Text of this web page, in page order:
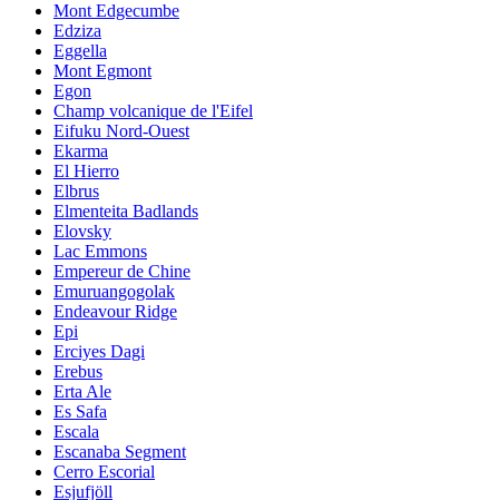
Mont Edgecumbe
Edziza
Eggella
Mont Egmont
Egon
Champ volcanique de l'Eifel
Eifuku Nord-Ouest
Ekarma
El Hierro
Elbrus
Elmenteita Badlands
Elovsky
Lac Emmons
Empereur de Chine
Emuruangogolak
Endeavour Ridge
Epi
Erciyes Dagi
Erebus
Erta Ale
Es Safa
Escala
Escanaba Segment
Cerro Escorial
Esjufjöll